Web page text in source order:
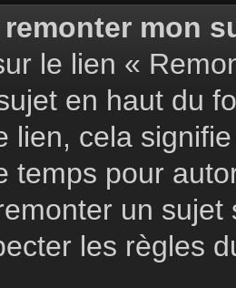
mon
le lien «
en haut du
lien, cela
temps pour
un
les règles